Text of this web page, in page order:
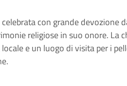
con grande devozione
religiose in suo onore. La
e un luogo di visita per i